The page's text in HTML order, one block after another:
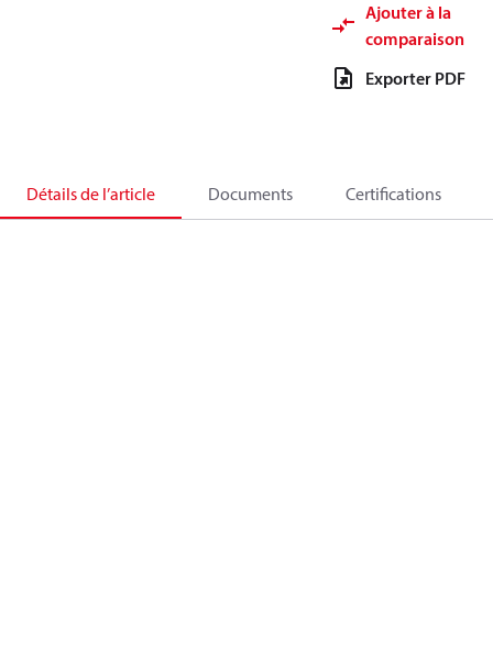
Ajouter à la
comparaison
Exporter PDF
Détails de l’article Documents Certifications